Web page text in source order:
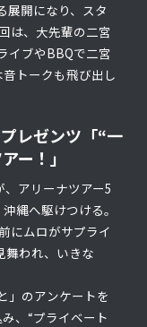
展開になり、スタ
は、大先輩の二宮
イブやBBQで二宮
トークも飛び出し
レゼンツ「“一
ー！」
アリーナツアー5
縄へ駆けつける。
にムロがサプライ
舞われ、いきな
」のアンケートを
、“プライベート